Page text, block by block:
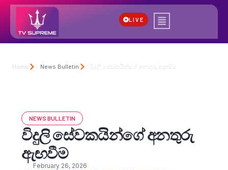
LIVE
Home News Bulletin විදුලි සේවකයින්ගේ අනතුරු ඇඟවීම
NEWS BULLETIN
විදුලි සේවකයින්ගේ අනතුරු
ඇඟවීම
February 26, 2026